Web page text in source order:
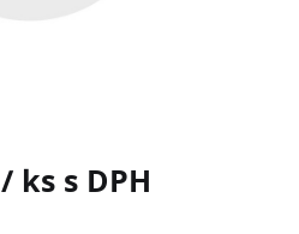
/ ks s DPH